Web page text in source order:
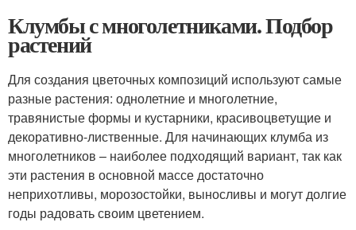
Клумбы с многолетниками. Подбор
растений
Для создания цветочных композиций используют самые
разные растения: однолетние и многолетние,
травянистые формы и кустарники, красивоцветущие и
декоративно-лиственные. Для начинающих клумба из
многолетников – наиболее подходящий вариант, так как
эти растения в основной массе достаточно
неприхотливы, морозостойки, выносливы и могут долгие
годы радовать своим цветением.